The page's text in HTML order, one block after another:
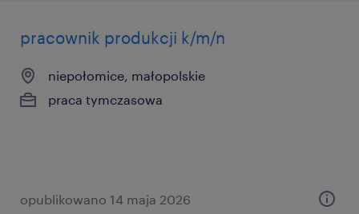
pracownik produkcji k/m/n
niepołomice, małopolskie
praca tymczasowa
opublikowano 14 maja 2026